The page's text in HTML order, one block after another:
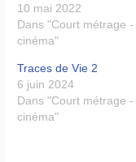
10 mai 2022
Dans "Court métrage -
cinéma"
Traces de Vie 2
6 juin 2024
Dans "Court métrage -
cinéma"